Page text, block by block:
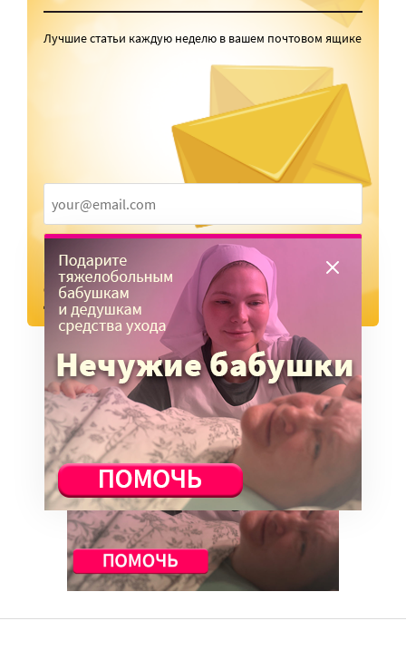
Лучшие статьи каждую неделю в вашем почтовом ящике
ПОДПИСАТЬСЯ
Отправляя форму, я даю согласие на обработку персональных
данных